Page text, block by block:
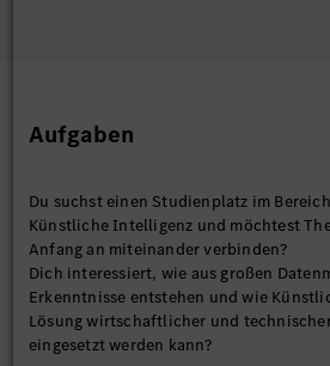
Aufgaben
Du suchst einen Studienplatz im
Künstliche Intelligenz und möchtest
Anfang an miteinander verbinden?
Dich interessiert, wie aus großen
Erkenntnisse entstehen und wie
Lösung wirtschaftlicher und
eingesetzt werden kann?